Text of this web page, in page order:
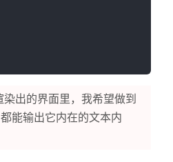
出的界面里，我希望做到
能输出它内在的文本内